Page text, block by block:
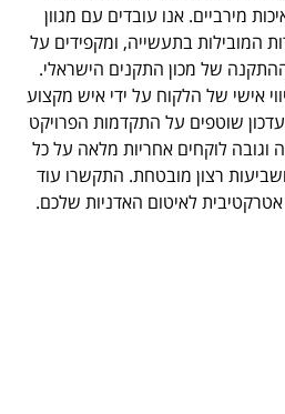
מירביים. אנו עובדים עם מגוון
המובילות בתעשייה, ומקפידים על
של מכון התקנים הישראלי.
אישי של הלקוח על ידי איש מקצוע
שוטפים על התקדמות הפרויקט
וגובה לוקחים אחריות מלאה על כל
רצון מובטחת. התקשרו עוד
לאיטום האדניות שלכם.